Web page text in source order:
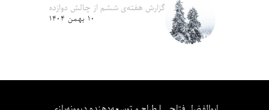
گزارش هفته‌ی ششم از چالش دوازده
۱۰ بهمن ۱۴۰۴